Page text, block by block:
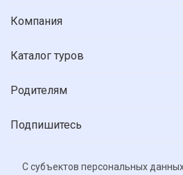
Компания
Каталог туров
Родителям
Подпишитесь
С субъектов персональных